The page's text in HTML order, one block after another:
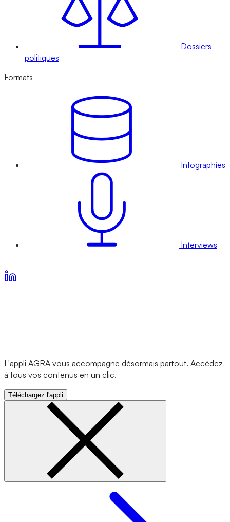
Dossiers
politiques
Formats
Infographies
Interviews
L'appli AGRA vous accompagne désormais partout. Accédez
à tous vos contenus en un clic.
Téléchargez l'appli